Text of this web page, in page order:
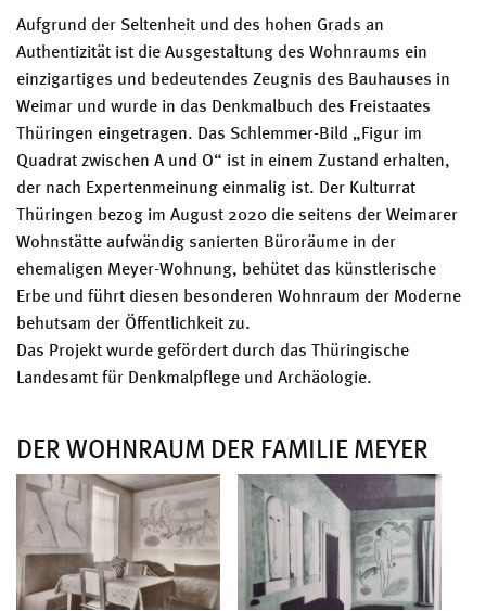
Aufgrund der Seltenheit und des hohen Grads an
Authentizität ist die Ausgestaltung des Wohnraums ein
einzigartiges und bedeutendes Zeugnis des Bauhauses in
Weimar und wurde in das Denkmalbuch des Freistaates
Thüringen eingetragen. Das Schlemmer-Bild „Figur im
Quadrat zwischen A und O“ ist in einem Zustand erhalten,
der nach Expertenmeinung einmalig ist. Der Kulturrat
Thüringen bezog im August 2020 die seitens der Weimarer
Wohnstätte aufwändig sanierten Büroräume in der
ehemaligen Meyer-Wohnung, behütet das künstlerische
Erbe und führt diesen besonderen Wohnraum der Moderne
behutsam der Öffentlichkeit zu.
Das Projekt wurde gefördert durch das Thüringische
Landesamt für Denkmalpflege und Archäologie.
DER WOHNRAUM DER FAMILIE MEYER